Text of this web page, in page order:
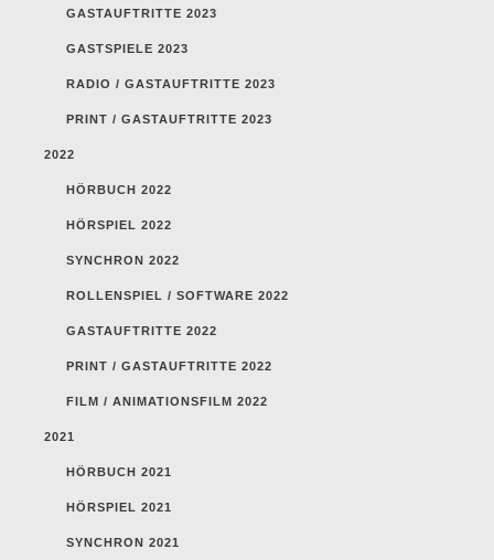
GASTAUFTRITTE 2023
GASTSPIELE 2023
RADIO / GASTAUFTRITTE 2023
PRINT / GASTAUFTRITTE 2023
2022
HÖRBUCH 2022
HÖRSPIEL 2022
SYNCHRON 2022
ROLLENSPIEL / SOFTWARE 2022
GASTAUFTRITTE 2022
PRINT / GASTAUFTRITTE 2022
FILM / ANIMATIONSFILM 2022
2021
HÖRBUCH 2021
HÖRSPIEL 2021
SYNCHRON 2021